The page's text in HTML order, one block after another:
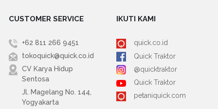
CUSTOMER SERVICE
+62 811 266 9451
tokoquick@quick.co.id
CV Karya Hidup
Sentosa
Jl. Magelang No. 144,
Yogyakarta
IKUTI KAMI
quick.co.id
Quick Traktor
@quicktraktor
Quick Traktor
petaniquick.com